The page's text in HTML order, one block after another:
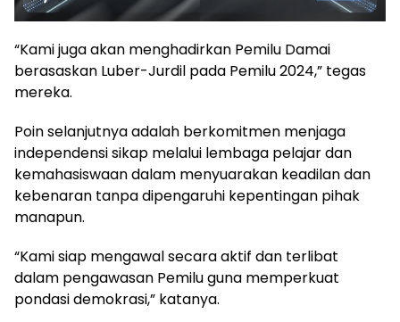
“Kami juga akan menghadirkan Pemilu Damai
berasaskan Luber-Jurdil pada Pemilu 2024,” tegas
mereka.
Poin selanjutnya adalah berkomitmen menjaga
independensi sikap melalui lembaga pelajar dan
kemahasiswaan dalam menyuarakan keadilan dan
kebenaran tanpa dipengaruhi kepentingan pihak
manapun.
“Kami siap mengawal secara aktif dan terlibat
dalam pengawasan Pemilu guna memperkuat
pondasi demokrasi,” katanya.